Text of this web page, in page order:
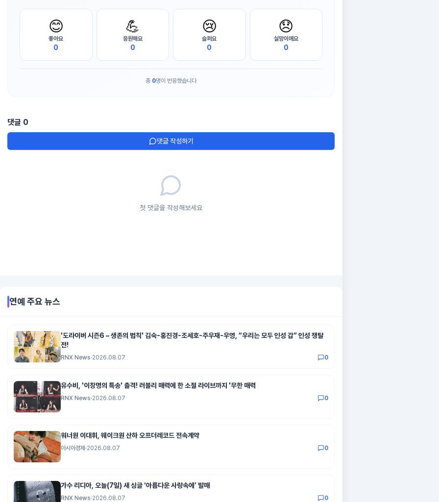
😊
좋아요
0
💪
응원해요
0
😢
슬퍼요
0
😞
실망이에요
0
총 0명이 반응했습니다
댓글 0
댓글 작성하기
첫 댓글을 작성해보세요
연예 주요 뉴스
'도라이버 시즌6 – 생존의 법칙' 김숙-홍진경-조세호-주우재-우영, “우리는 모두 인성 갑” 인성 쟁탈
전!
RNX News·2026.08.07 0
유수비, '이창명의 특송' 출격! 러블리 매력에 한 소절 라이브까지 '무한 매력
RNX News·2026.08.07 0
워너원 이대휘, 웨이크원 산하 오프더레코드 전속계약
아시아경제 ·2026.08.07 0
가수 리디아, 오늘(7일) 새 싱글 ‘아름다운 사랑속에’ 발매
RNX News·2026.08.07 0